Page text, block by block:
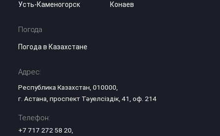
Усть-Каменогорск
Конаев
Погода
Погода в Казахстане
Адрес:
Республика Казахстан, 010000,
г. Астана, проспект Тәуелсіздік, 41, оф. 214
Телефон:
+7 717 272 58 20